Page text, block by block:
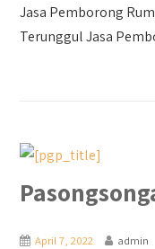
Jasa Pemborong
Terunggul Jasa
April 7, 2022 admin